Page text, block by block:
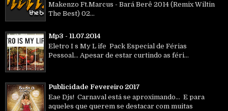
Makenzo Ft.Marcus - Bará Berê 2014 (Remix Wiltin
The Best) 02...
Mp3 - 11.07.2014
Eletro I s My L ife Pack Especial de Férias
Pessoal... Apesar de estar curtindo as féri...
Publicidade Fevereiro 2017
Eae Djs! Carnaval está se aproximando... E para
aqueles que querem se destacar com muitas